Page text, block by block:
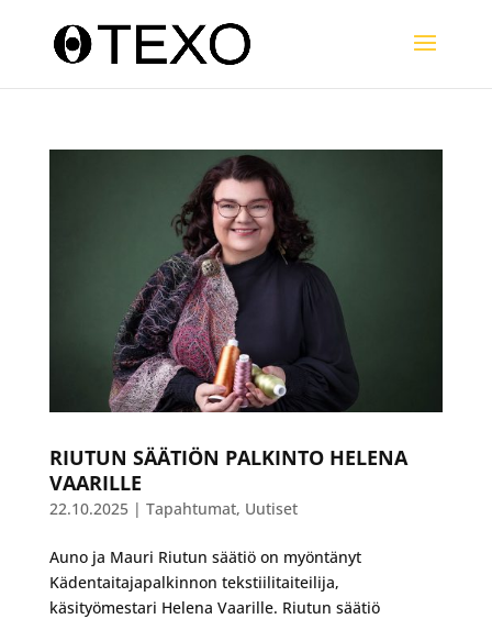
RIUTUN SÄÄTIÖN PALKINTO HELENA
VAARILLE
22.10.2025| Tapahtumat, Uutiset
Auno ja Mauri Riutun säätiö on myöntänyt
Kädentaitajapalkinnon tekstiilitaiteilija,
käsityömestari Helena Vaarille. Riutun säätiö